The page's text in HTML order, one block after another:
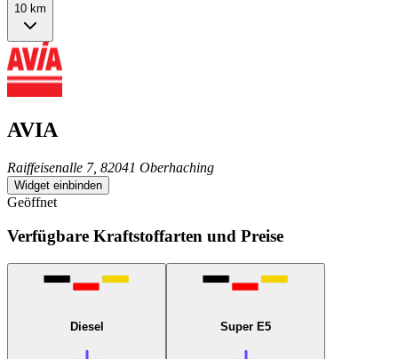
10 km
AVIA
Raiffeisenalle 7, 82041 Oberhaching
Widget einbinden
Geöffnet
Verfügbare Kraftstoffarten und Preise
Diesel Super E5